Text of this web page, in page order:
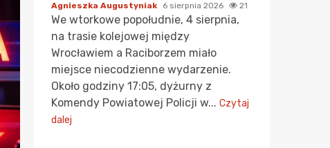
Agnieszka Augustyniak 6 sierpnia 2026 21
We wtorkowe popołudnie, 4 sierpnia,
na trasie kolejowej między
Wrocławiem a Raciborzem miało
miejsce niecodzienne wydarzenie.
Około godziny 17:05, dyżurny z
Komendy Powiatowej Policji w... Czytaj
dalej